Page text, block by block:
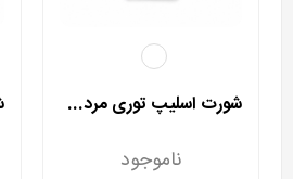
شورت اسلیپ توری مردی مدل 2002
ناموجود